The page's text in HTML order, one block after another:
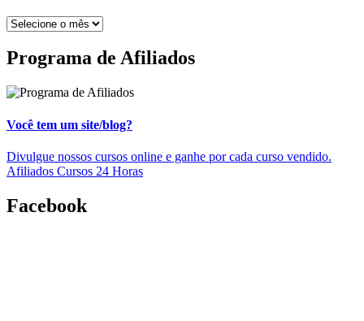
Programa de Afiliados
Você tem um site/blog?
Divulgue nossos cursos online e ganhe por cada curso vendido.
Afiliados Cursos 24 Horas
Facebook